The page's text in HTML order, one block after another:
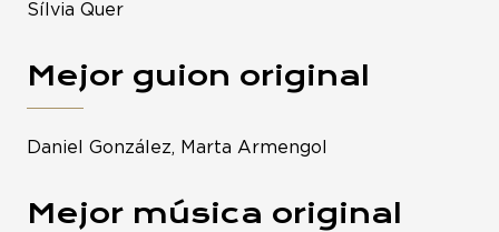
Sílvia Quer
Mejor guion original
Daniel González, Marta Armengol
Mejor música original